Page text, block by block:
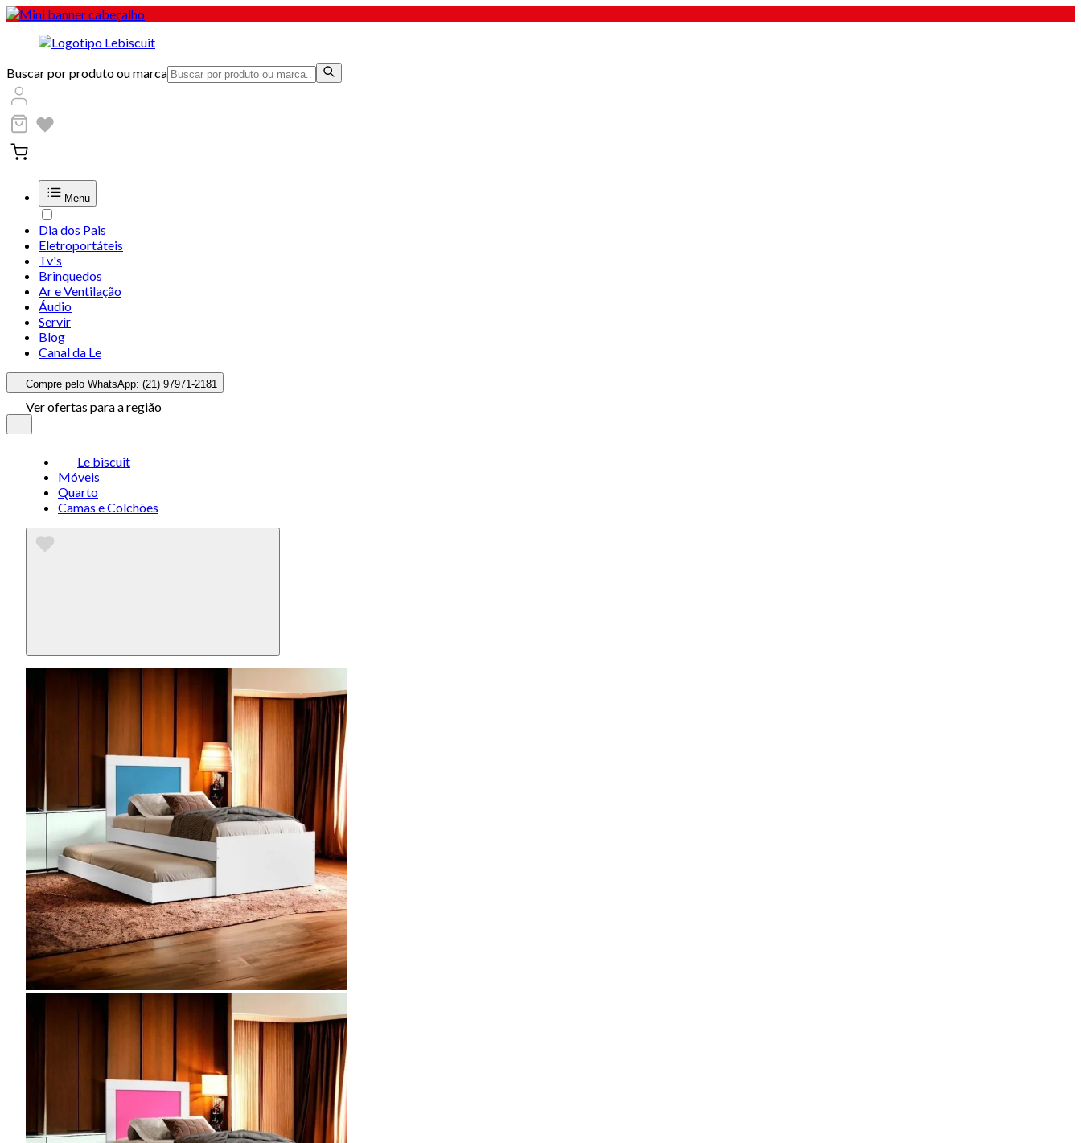
Buscar por produto ou marca
Menu
Dia dos Pais
Eletroportáteis
Tv's
Brinquedos
Ar e Ventilação
Áudio
Servir
Blog
Canal da Le
Compre pelo WhatsApp: (21) 97971-2181
Ver ofertas para a região
Le biscuit
Móveis
Quarto
Camas e Colchões